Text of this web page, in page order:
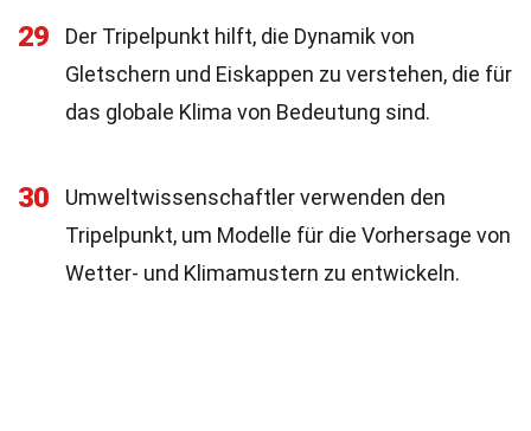
29
Der Tripelpunkt hilft, die Dynamik von
Gletschern und Eiskappen zu verstehen, die für
das globale Klima von Bedeutung sind.
30
Umweltwissenschaftler verwenden den
Tripelpunkt, um Modelle für die Vorhersage von
Wetter- und Klimamustern zu entwickeln.